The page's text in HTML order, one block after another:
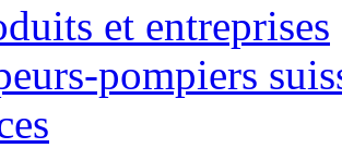
et entreprises
pompiers